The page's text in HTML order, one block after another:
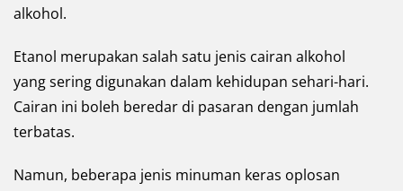
alkohol.
Etanol merupakan salah satu jenis cairan alkohol
yang sering digunakan dalam kehidupan sehari-hari.
Cairan ini boleh beredar di pasaran dengan jumlah
terbatas.
Namun, beberapa jenis minuman keras oplosan